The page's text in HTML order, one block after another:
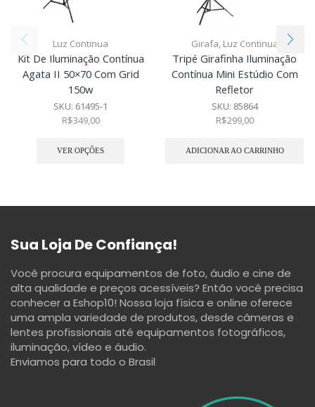
Luz Continua
Kit De Iluminação Contínua
Agata II 50×70 Com Grid
150w
SKU: 61495-1
R$349,00
VER OPÇÕES
Girafa, Luz Continua
Tripé Girafinha Iluminação
Contínua Mini Estúdio Com
Refletor
SKU: 85864
R$299,00
ADICIONAR AO CARRINHO
Sua Loja De Confiança!
Você procura equipamentos de foto, áudio e cine de
alta qualidade e preços acessíveis? Então você precisa
conhecer a Eshop10! Nossa loja física e online oferece
uma ampla variedade de produtos, desde câmeras e
lentes profissionais até equipamentos fotográficos,
iluminação, vídeo e áudio.
Enviamos para todo o Brasil